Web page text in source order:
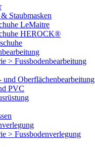
Staubmasken
LeMaitre
HEROCK®
> Fussbodenbearbeitung
und Oberflächenbearbeitung
PVC
> Fussbodenverlegung